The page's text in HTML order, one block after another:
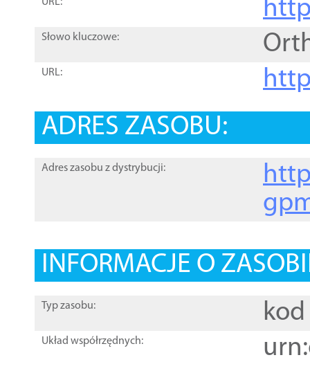
Słowo kluczowe:
URL:
ADRES ZASOBU:
Adres zasobu z dystrybucji:
INFORMACJE O
Typ zasobu: kod
Układ współrzędnych: